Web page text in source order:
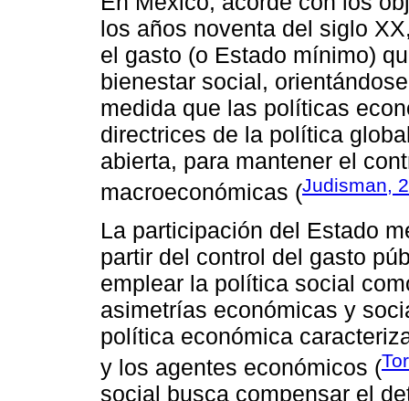
los años noventa del siglo
el gasto (o Estado mínimo)
bienestar social,
medida que las políticas
directrices de la política
abierta, para mantener el
macroeconómicas (Judisman,
La participación del Estado
partir del control del gasto
emplear la política social
asimetrías económicas y
política económica
y los agentes económicos (
social busca compensar el